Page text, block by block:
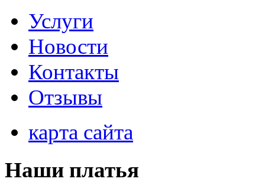
Услуги
Новости
Контакты
Отзывы
карта сайта
Наши платья